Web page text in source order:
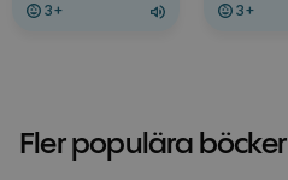
3+ 3+
Fler populära böcker